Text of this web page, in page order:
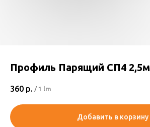
Профиль Парящий СП4 2,5м
360 р. / 1 lm
Добавить в корзину